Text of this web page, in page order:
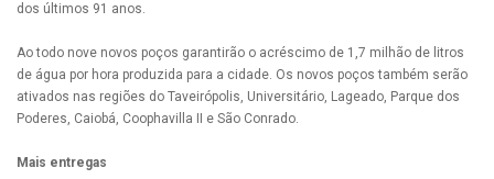
dos últimos 91 anos.
Ao todo nove novos poços garantirão o acréscimo de 1,7 milhão de litros
de água por hora produzida para a cidade. Os novos poços também serão
ativados nas regiões do Taveirópolis, Universitário, Lageado, Parque dos
Poderes, Caiobá, Coophavilla II e São Conrado.
Mais entregas